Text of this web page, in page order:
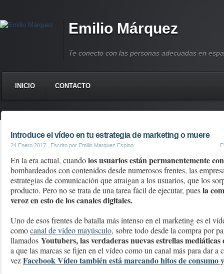
Emilio Márquez
Te conecto con las personas adecuadas en
INICIO CONTACTO
Introduce el vídeo en tu estrategia de marketing o muere
24 Enero 2017 , Escrito por Emilio Marquez Espino
En la era actual, cuandolos usuarios están permanentemente
bombardeados con contenidos desde numerosos frentes, las
estrategias de comunicación que atraigan a los usuarios, que los
producto. Pero no se trata de una tarea fácil de ejecutar, puesla
veroz en esto de los canales digitales.
Uno de esos frentes de batalla más intenso en el marketing es el
comocanal de vídeo mayúsculo, sobre todo desde la compra por
llamados Youtubers, las verdaderas nuevas estrellas mediáticas
a que las marcas se fijen en el vídeo como un canal más para dar a
vezFacebook Vídeo también está marcando hitos de